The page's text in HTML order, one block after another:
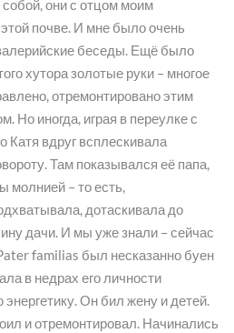
они с отцом моим
почве. И мне было очень
беседы. Ещё было
хутора золотые руки – многое
отремонтировано этим
Но иногда, играя в переулке с
Катя вдруг всплескивала
Там показывался её папа,
молнией – то есть,
дотаскивала до
дачи. И мы уже знали – сейчас
familias был несказанно буен
в недрах его личности
Он бил жену и детей.
и отремонтировал. Начинались